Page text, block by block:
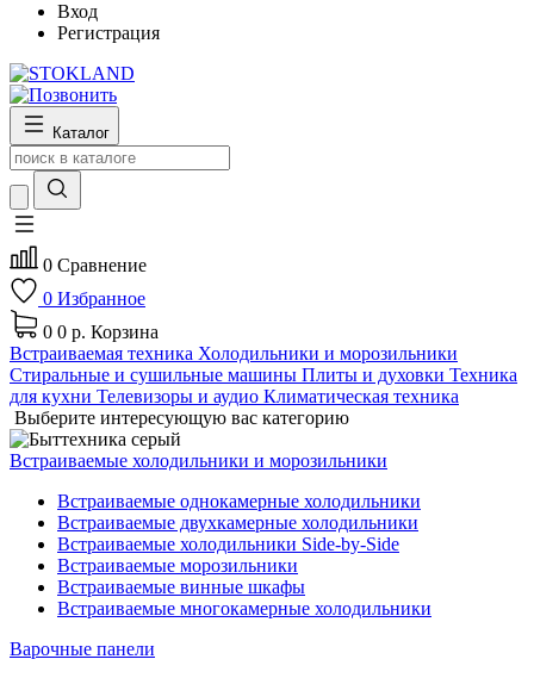
Вход
Регистрация
Каталог
0 Сравнение
0 Избранное
0 0 р. Корзина
Встраиваемая техника Холодильники и морозильники
Стиральные и сушильные машины Плиты и духовки Техника
для кухни Телевизоры и аудио Климатическая техника
Выберите интересующую вас категорию
Встраиваемые холодильники и морозильники
Встраиваемые однокамерные холодильники
Встраиваемые двухкамерные холодильники
Встраиваемые холодильники Side-by-Side
Встраиваемые морозильники
Встраиваемые винные шкафы
Встраиваемые многокамерные холодильники
Варочные панели